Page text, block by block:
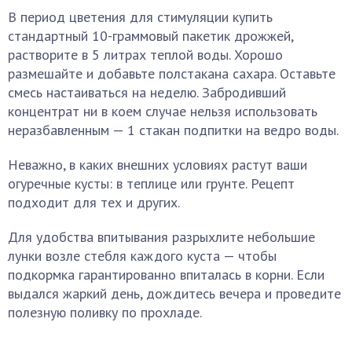
В период цветения для стимуляции купить
стандартный 10-граммовый пакетик дрожжей,
растворите в 5 литрах теплой воды. Хорошо
размешайте и добавьте полстакана сахара. Оставьте
смесь настаиваться на неделю. Забродивший
концентрат ни в коем случае нельзя использовать
неразбавленным — 1 стакан подпитки на ведро воды.
Неважно, в каких внешних условиях растут ваши
огуречные кусты: в теплице или грунте. Рецепт
подходит для тех и других.
Для удобства впитывания разрыхлите небольшие
лунки возле стебля каждого куста — чтобы
подкормка гарантированно впиталась в корни. Если
выдался жаркий день, дождитесь вечера и проведите
полезную поливку по прохладе.